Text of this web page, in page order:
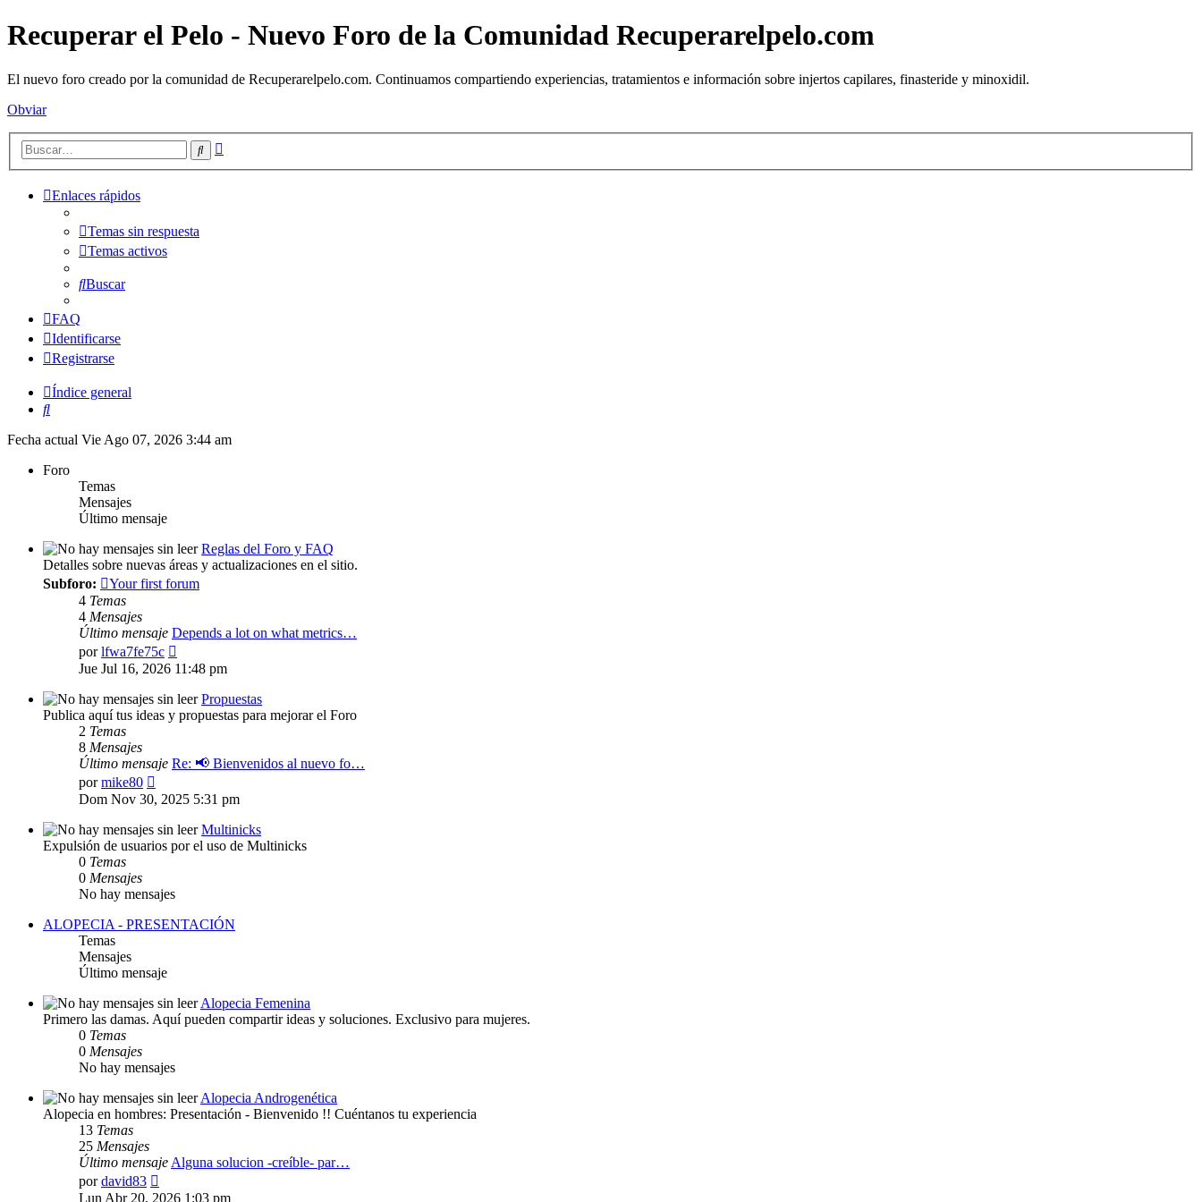
Recuperar el Pelo - Nuevo Foro de la Comunidad Recuperarelpelo.com
El nuevo foro creado por la comunidad de Recuperarelpelo.com. Continuamos compartiendo experiencias, tratamientos e información sobre injertos capilares, finasteride y minoxidil.
Obviar
Buscar
Enlaces rápidos
Temas sin respuesta
Temas activos
Buscar
FAQ
Identificarse
Registrarse
Índice general
Buscar
Fecha actual Vie Ago 07, 2026 3:44 am
Foro
Temas
Mensajes
Último mensaje
Reglas del Foro y FAQ
Detalles sobre nuevas áreas y actualizaciones en el sitio.
Subforo:
Your first forum
4 Temas
4 Mensajes
Último mensaje Depends a lot on what metrics…
porlfwa7fe75c
último
mensaje
Jue Jul 16, 2026 11:48 pm
Propuestas
Publica aquí tus ideas y propuestas para mejorar el Foro
2 Temas
8 Mensajes
Último mensaje Re: 📢 Bienvenidos al nuevo fo…
pormike80
último
Dom Nov 30, 2025 5:31 pm
Multinicks
Expulsión de usuarios por el uso de Multinicks
0 Temas
0 Mensajes
No hay mensajes
ALOPECIA - PRESENTACIÓN
Temas
Mensajes
Último mensaje
Alopecia Femenina
Primero las damas. Aquí pueden compartir ideas y soluciones. Exclusivo para mujeres.
0 Temas
0 Mensajes
No hay mensajes
Alopecia Androgenética
Alopecia en hombres: Presentación - Bienvenido !! Cuéntanos tu experiencia
13 Temas
25 Mensajes
Último mensajeAlguna solucion -creíble- par…
pordavid83
último
Lun Abr 20, 2026 1:03 pm